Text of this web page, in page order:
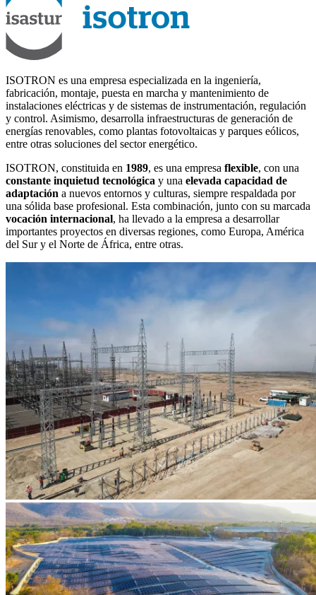
ISOTRON es una empresa especializada en la ingeniería,
fabricación, montaje, puesta en marcha y mantenimiento de
instalaciones eléctricas y de sistemas de instrumentación, regulación
y control. Asimismo, desarrolla infraestructuras de generación de
energías renovables, como plantas fotovoltaicas y parques eólicos,
entre otras soluciones del sector energético.
ISOTRON, constituida en 1989, es una empresa flexible, con una
constante inquietud tecnológica y una elevada capacidad de
adaptación a nuevos entornos y culturas, siempre respaldada por
una sólida base profesional. Esta combinación, junto con su marcada
vocación internacional, ha llevado a la empresa a desarrollar
importantes proyectos en diversas regiones, como Europa, América
del Sur y el Norte de África, entre otras.